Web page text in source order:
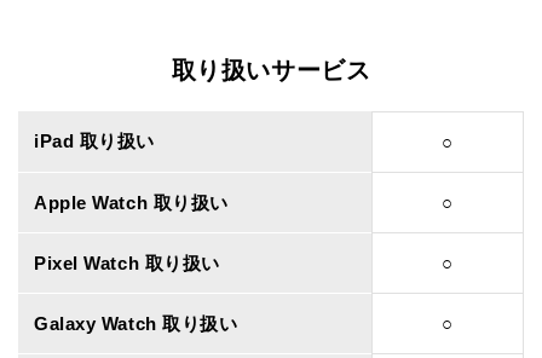
取り扱いサービス
iPad 取り扱い ○
Apple Watch 取り扱い ○
Pixel Watch 取り扱い ○
Galaxy Watch 取り扱い ○